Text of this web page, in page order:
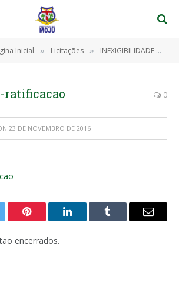
Inicial » Licitações » INEXIGIBILIDADE Nº 020/2016
ratificacao 0
23 DE NOVEMBRO DE 2016
Pinterest LinkedInTumblr
E-
encerrados.